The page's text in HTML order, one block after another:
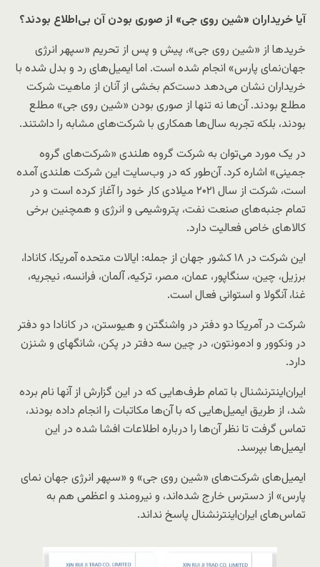
آیا خریداران «شین روی جی» از صوری بودن آن بی‌اطلاع بودند؟
خریدها از «شین روی جی»، پیش و پس از تحریم‌ «سپهر انرژی
جهان‌نمای پارس» انجام شده است. اما ایمیل‌های رد و بدل شده با
خریداران نشان می‌دهد دست‌کم بخشی از آنان از ماهیت شرکت
مطلع بودند. آن‌ها نه تنها از صوری بودن «شین روی جی» مطلع
بودند، بلکه تجربه سال‌ها همکاری با شرکت‌های مشابه را داشتند.
در یک مورد می‌توان به شرکت گروه هلندی «شرکت‌های گروه
جمینی» اشاره کرد. آن‌طور که در وب‌سایت این شرکت هلندی آمده
است، شرکت از سال ۲۰۲۱ میلادی کار خود را آغاز کرده است و در
تمام جنبه‌های صنعت نفت، پتروشیمی و انرژی و همچنین برخی
کالاهای خاص فعالیت دارد.
این شرکت در ۱۸ کشور جهان از جمله: ایالات متحده آمریکا، کانادا،
برزیل، چین، سنگاپور، عمان، مصر، ترکیه، آلمان، فرانسه، نیجریه،
غنا، آنگولا و استوانی فعال است.
شرکت در آمریکا دو دفتر در واشنگتن و هیوستن، در کانادا دو دفتر
در ونکوور و ادمونتون، در چین سه دفتر در پکن، شانگهای و شنزن
دارد.
ایران‌اینترنشنال با تمام طرف‌هایی که در این گزارش از آنها نام برده
شد، از طریق ایمیل‌هایی که با آن‌ها مکاتبات را انجام داده بودند،
تماس گرفت تا نظر آن‌ها را درباره اطلاعات افشا شده در این
ایمیل‌ها بپرسد.
ایمیل‌های شرکت‌های «شین روی جی» و «سپهر انرژی جهان نمای
پارس» از دسترس خارج شده‌اند، و نیرومند و اعظمی هم به
تماس‌های ایران‌اینترنشنال پاسخ نداند.